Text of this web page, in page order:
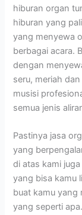
hiburan organ
hiburan yang
yang menyewa
berbagai acara.
dengan
seru, meriah
musisi
semua jenis
Pastinya jasa
yang
di atas kami
yang bisa kamu
buat kamu yang
yang seperti